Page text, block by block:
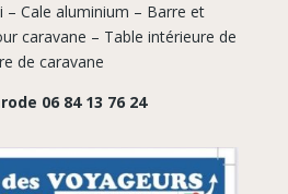
– Cale aluminium – Barre et
caravane – Table intérieure de
de caravane
06 84 13 76 24